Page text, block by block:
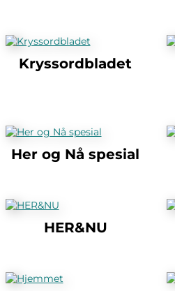
Kryssordbladet
Her og Nå spesial
HER&NU